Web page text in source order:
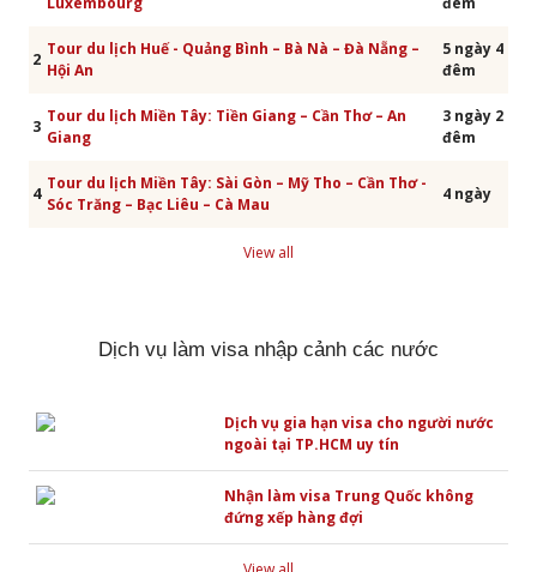
2
Tour du lịch Huế - Quảng Bình – Bà Nà – Đà Nẵng –
Hội An
5 ngày 4
đêm
3
Tour du lịch Miền Tây: Tiền Giang – Cần Thơ – An
Giang
3 ngày 2
đêm
4
Tour du lịch Miền Tây: Sài Gòn – Mỹ Tho – Cần Thơ -
Sóc Trăng – Bạc Liêu – Cà Mau
4 ngày
View all
Dịch vụ làm visa nhập cảnh các nước
Dịch vụ gia hạn visa cho người nước
ngoài tại TP.HCM uy tín
Nhận làm visa Trung Quốc không
đứng xếp hàng đợi